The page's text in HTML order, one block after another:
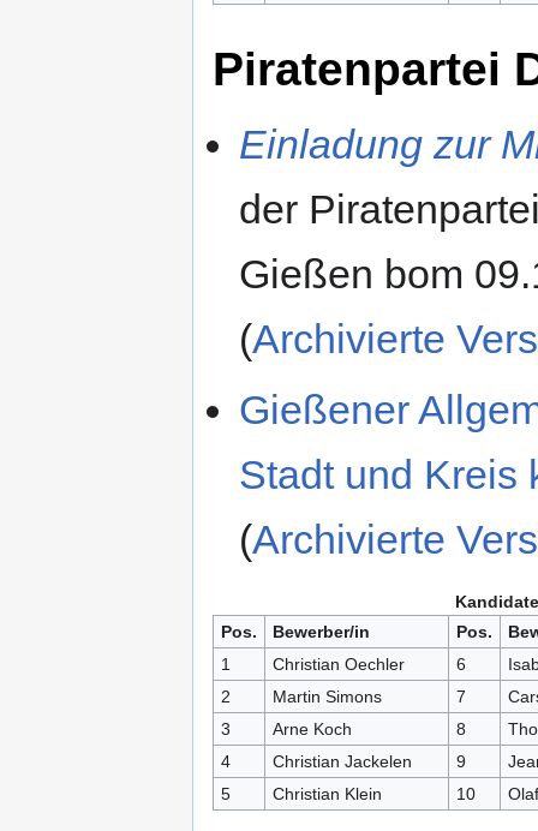
Piratenpartei
Einladung zur
der
Gießen bom
(Archivierte
Gießener
Stadt und Kreis
(Archivierte
Pos.
Bewerber/in Pos.
1
Christian Oechler 6
2
Martin Simons 7
3
Arne Koch 8
4
Christian Jackelen 9
5
Christian Klein 10